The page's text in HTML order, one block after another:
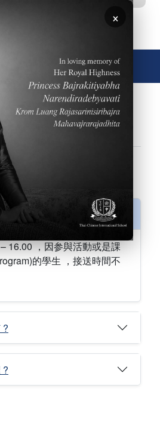
學術專區
常見問題
藝術
16.00 ，因参與活動或是課
的學生 ，接送時間不
?
?
×